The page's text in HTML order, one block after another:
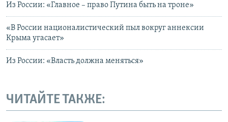
Из России: «Главное – право Путина быть на троне»
«В России националистический пыл вокруг аннексии
Крыма угасает»
Из России: «Власть должна меняться»
ЧИТАЙТЕ ТАКЖЕ: